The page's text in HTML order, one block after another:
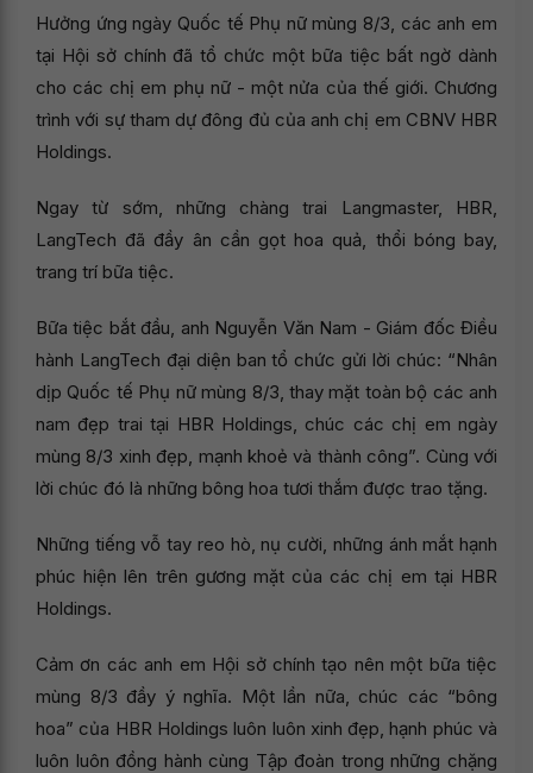
Hưởng ứng ngày Quốc tế Phụ nữ mùng 8/3, các anh em
tại Hội sở chính đã tổ chức một bữa tiệc bất ngờ dành
cho các chị em phụ nữ - một nửa của thế giới. Chương
trình với sự tham dự đông đủ của anh chị em CBNV HBR
Holdings.
Ngay từ sớm, những chàng trai Langmaster, HBR,
LangTech đã đầy ân cần gọt hoa quả, thổi bóng bay,
trang trí bữa tiệc.
Bữa tiệc bắt đầu, anh Nguyễn Văn Nam - Giám đốc Điều
hành LangTech đại diện ban tổ chức gửi lời chúc: “Nhân
dịp Quốc tế Phụ nữ mùng 8/3, thay mặt toàn bộ các anh
nam đẹp trai tại HBR Holdings, chúc các chị em ngày
mùng 8/3 xinh đẹp, mạnh khoẻ và thành công”. Cùng với
lời chúc đó là những bông hoa tươi thắm được trao tặng.
Những tiếng vỗ tay reo hò, nụ cười, những ánh mắt hạnh
phúc hiện lên trên gương mặt của các chị em tại HBR
Holdings.
Cảm ơn các anh em Hội sở chính tạo nên một bữa tiệc
mùng 8/3 đầy ý nghĩa. Một lần nữa, chúc các “bông
hoa” của HBR Holdings luôn luôn xinh đẹp, hạnh phúc và
luôn luôn đồng hành cùng Tập đoàn trong những chặng